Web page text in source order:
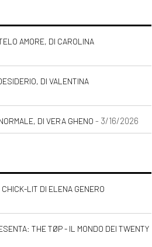
AMORE, DI CAROLINA
DI VALENTINA
DI VERA GHENO - 3/16/2026
LIT DI ELENA GENERO
THE TØP - IL MONDO DEI TWENTY